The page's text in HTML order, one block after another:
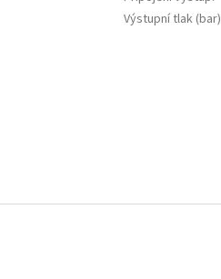
Výstupní tlak (bar)